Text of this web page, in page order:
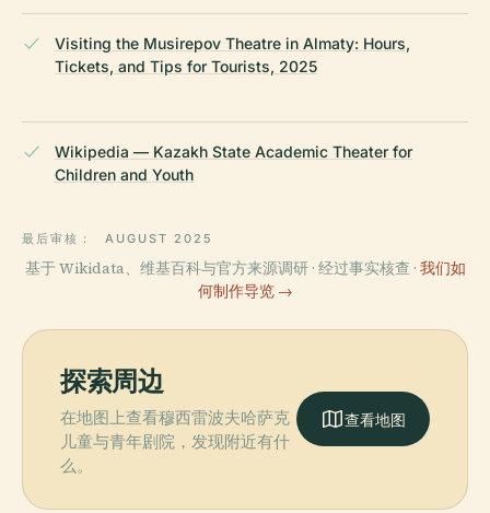
Visiting the Musirepov Theatre in Almaty: Hours,
Tickets, and Tips for Tourists, 2025
Wikipedia — Kazakh State Academic Theater for
Children and Youth
最后审核： AUGUST 2025
基于 Wikidata、维基百科与官方来源调研 · 经过事实核查 · 我们如
何制作导览 →
探索周边
在地图上查看穆西雷波夫哈萨克
儿童与青年剧院，发现附近有什
么。
查看地图